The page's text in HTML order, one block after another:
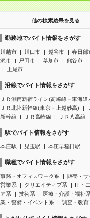
他の検索結果を見る
勤務地でバイト情報をさがす
川越市 川口市 越谷市 春日部
沢市
戸田市 草加市 熊谷市
上尾市
沿線でバイト情報をさがす
ＪＲ湘南新宿ライン(高崎線－東海道
ＪＲ北陸新幹線(東京－上越妙高)
新幹線
ＪＲ高崎線 ＪＲ八高線
駅でバイト情報をさがす
本庄駅 児玉駅 本庄早稲田駅
職種でバイト情報をさがす
事務・オフィスワーク系
販売・サ
営業系
クリエイティブ系
IT・
ア系
技術系 医療・介護・福祉系
業・警備・イベント系
調査・教育